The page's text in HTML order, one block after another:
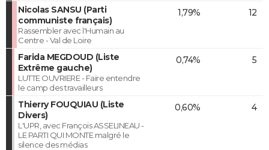
Nicolas SANSU (Parti
communiste français)
Rassembler avec l'Humain au
Centre - Val de Loire
1,79% 12
Farida MEGDOUD (Liste
Extrême gauche)
LUTTE OUVRIERE - Faire entendre
le camp des travailleurs
0,74% 5
Thierry FOUQUIAU (Liste
Divers)
L'UPR, avec François ASSELINEAU -
LE PARTI QUI MONTE malgré le
silence des médias
0,60% 4